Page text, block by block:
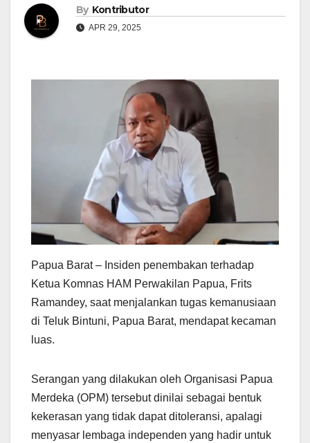
By Kontributor
APR 29, 2025
Papua Barat – Insiden penembakan terhadap
Ketua Komnas HAM Perwakilan Papua, Frits
Ramandey, saat menjalankan tugas kemanusiaan
di Teluk Bintuni, Papua Barat, mendapat kecaman
luas.
Serangan yang dilakukan oleh Organisasi Papua
Merdeka (OPM) tersebut dinilai sebagai bentuk
kekerasan yang tidak dapat ditoleransi, apalagi
menyasar lembaga independen yang hadir untuk